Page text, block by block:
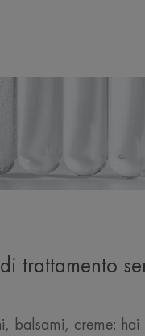
trattamento
balsami, creme: hai